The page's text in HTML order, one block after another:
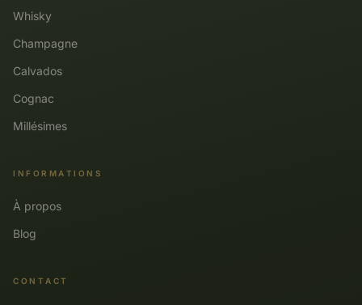
Whisky
Champagne
Calvados
Cognac
Millésimes
INFORMATIONS
À propos
Blog
CONTACT